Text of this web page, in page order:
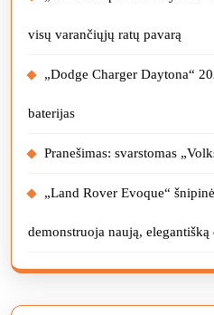
visų varančiųjų ratų pavarą
„Dodge Charger Daytona“
baterijas
Pranešimas: svarstomas
„Land Rover Evoque“
demonstruoja naują, elegantišką